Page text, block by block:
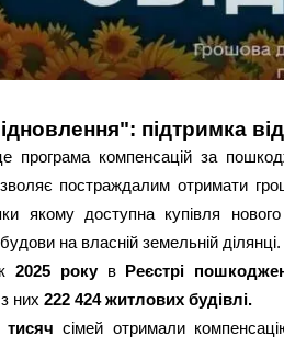
підтримка
програма компенсацій за
постраждалим отримати
якому доступна купівля
на власній земельній ділянці.
2025 рокувРеєстрі
них222 424 житлових будівлі.
тисячсімей отримали